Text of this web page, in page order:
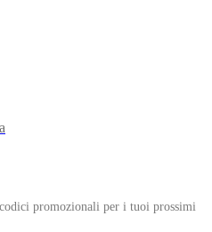
promozionali per i tuoi prossimi